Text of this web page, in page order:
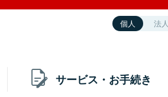
個人 法人
サービス・お手続き